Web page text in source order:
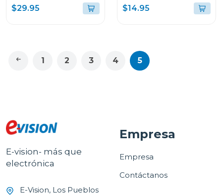
con anternas externas
855re
$29.95
dispositivo 1 año
$14.95
1 2 3 4 5
E-vision- más que
electrónica
E-Vision, Los Pueblos
Empresa
Empresa
Contáctanos